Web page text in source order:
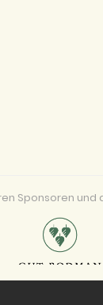
Sponsoren